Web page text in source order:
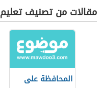
مقالات من تصنيف تعليم
المحافظة على